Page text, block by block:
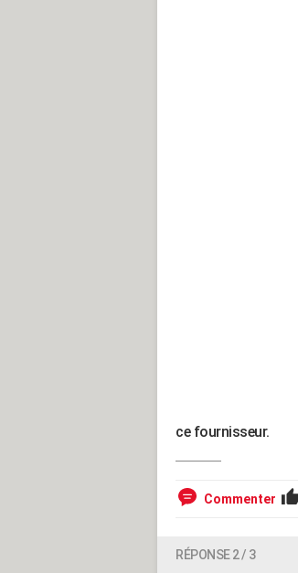
ce fournisseur.
Commenter
RÉPONSE 2 / 3